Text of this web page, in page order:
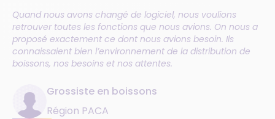
Quand nous avons changé de logiciel, nous voulions
retrouver toutes les fonctions que nous avions. On nous a
proposé exactement ce dont nous avions besoin. Ils
connaissaient bien l’environnement de la distribution de
boissons, nos besoins et nos attentes.
Grossiste en boissons
Région PACA